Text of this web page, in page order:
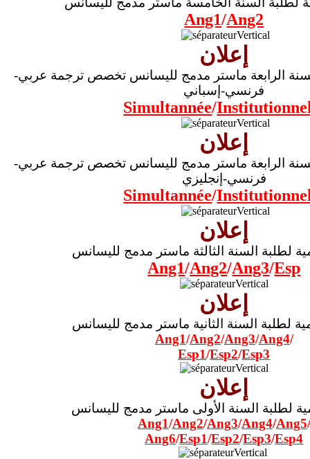
Ang1/Ang2
إعلان
القائمة الإسمية لطلبة السنة الرابعة ماستر مدمج لليسانس تخصص ترجمة عربي-
فرنسي-إسباني
Simultannée/
إعلان
القائمة الإسمية لطلبة السنة الرابعة ماستر مدمج لليسانس تخصص ترجمة عربي-
فرنسي-إنجليزي
Simultannée/
إعلان
لطلبة السنة الثالثة ماستر مدمج لليسانس
Ang1/Ang2/Ang3/Esp
إعلان
لطلبة السنة الثانية ماستر مدمج لليسانس
Ang1/Ang2/Ang3/Ang4/
Esp1/Esp2/Esp3
إعلان
لطلبة السنة الأولى ماستر مدمج لليسانس
Ang1/Ang2/Ang3/Ang4/Ang5/
Ang6/Esp1/Esp2/Esp3/Esp4